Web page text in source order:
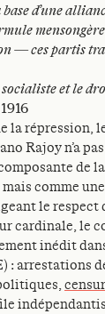
d’une
— ces partis
et le
la répression,
Rajoy n’a
de
comme
le respect
cardinale, le
inédit
: arrestations